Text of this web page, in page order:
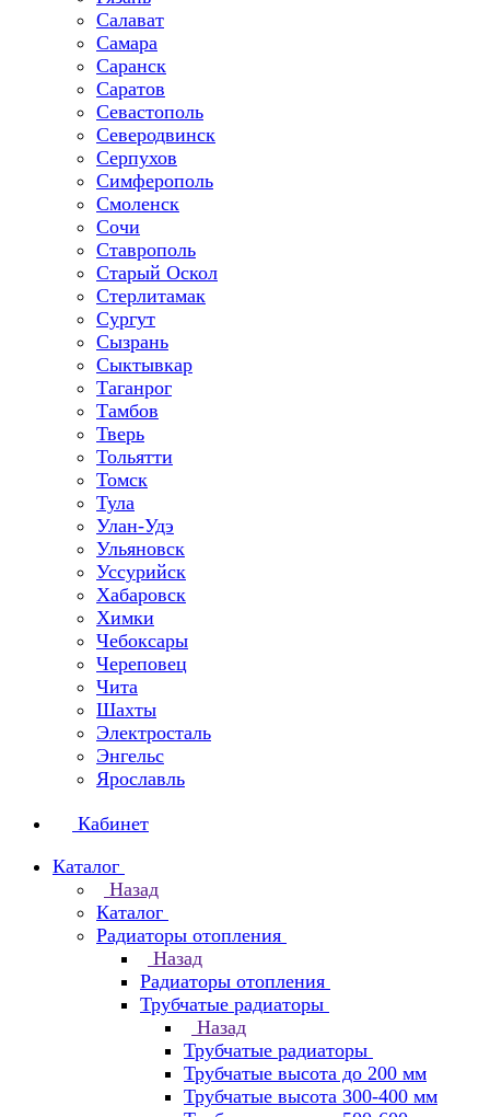
Салават
Самара
Саранск
Саратов
Севастополь
Северодвинск
Серпухов
Симферополь
Смоленск
Сочи
Ставрополь
Старый Оскол
Стерлитамак
Сургут
Сызрань
Сыктывкар
Таганрог
Тамбов
Тверь
Тольятти
Томск
Тула
Улан-Удэ
Ульяновск
Уссурийск
Хабаровск
Химки
Чебоксары
Череповец
Чита
Шахты
Электросталь
Энгельс
Ярославль
Кабинет
Каталог
Назад
Каталог
Радиаторы отопления
Назад
Радиаторы отопления
Трубчатые радиаторы
Назад
Трубчатые радиаторы
Трубчатые высота до 200 мм
Трубчатые высота 300-400 мм